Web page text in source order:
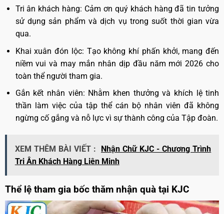
Tri ân khách hàng: Cảm ơn quý khách hàng đã tin tưởng
sử dụng sản phẩm và dịch vụ trong suốt thời gian vừa
qua.
Khai xuân đón lộc: Tạo không khí phấn khởi, mang đến
niềm vui và may mắn nhân dịp đầu năm mới 2026 cho
toàn thể người tham gia.
Gắn kết nhân viên: Nhằm khen thưởng và khích lệ tinh
thần làm việc của tập thể cán bộ nhân viên đã không
ngừng cố gắng và nỗ lực vì sự thành công của Tập đoàn.
XEM THÊM BÀI VIẾT :
Nhận Chữ KJC - Chương Trình
Tri Ân Khách Hàng Liên Minh
Thể lệ tham gia bốc thăm nhận quà tại KJC